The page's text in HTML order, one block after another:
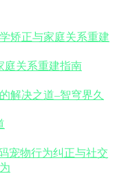
庭关系重建指南